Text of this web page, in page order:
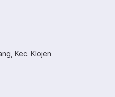
Kec. Klojen